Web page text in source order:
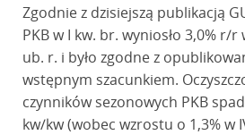
Zgodnie z dzisiejszą publikacją
PKB w I kw. br. wyniosło 3,0% r/r
ub. r. i było zgodne z
wstępnym szacunkiem.
czynników sezonowych PKB
kw/kw (wobec wzrostu o 1,3% w